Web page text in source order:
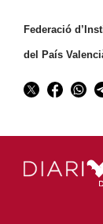
Federació
del País